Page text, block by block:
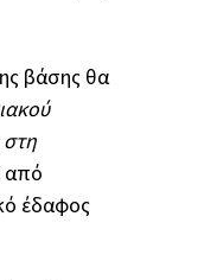
βάσης θα
στη
από
έδαφος